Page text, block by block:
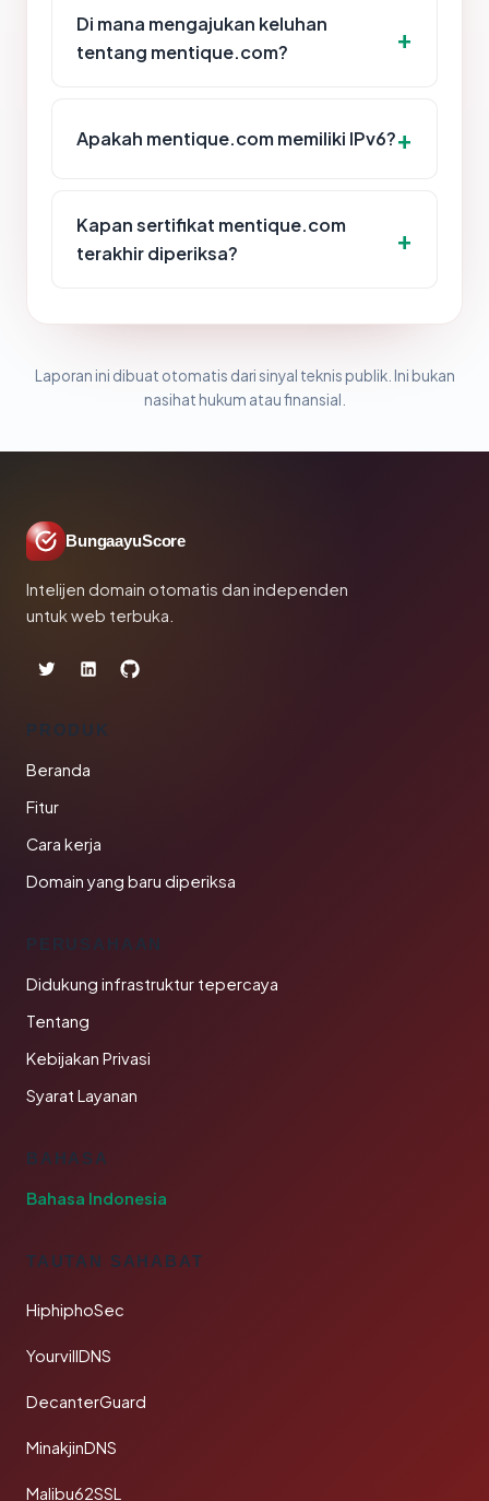
Di mana mengajukan keluhan
tentang mentique.com?
Apakah mentique.com memiliki IPv6?
Kapan sertifikat mentique.com
terakhir diperiksa?
Laporan ini dibuat otomatis dari sinyal teknis publik. Ini bukan
nasihat hukum atau finansial.
BungaayuScore
Intelijen domain otomatis dan independen
untuk web terbuka.
PRODUK
Beranda
Fitur
Cara kerja
Domain yang baru diperiksa
PERUSAHAAN
Didukung infrastruktur tepercaya
Tentang
Kebijakan Privasi
Syarat Layanan
BAHASA
Bahasa Indonesia
TAUTAN SAHABAT
HiphiphoSec
YourvillDNS
DecanterGuard
MinakjinDNS
Malibu62SSL